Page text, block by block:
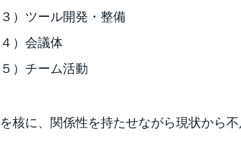
３）ツール開発・整備
４）会議体
５）チーム活動
を核に、関係性を持たせながら現状から